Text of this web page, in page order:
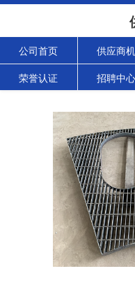
公司首页 供应商机
荣誉认证 招聘中心